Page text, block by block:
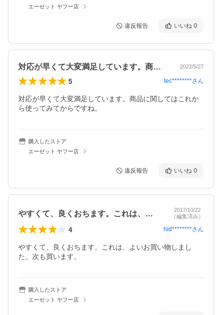
エーゼット ヤフー店
違反報告 いいね 0
対応が早くて大変満足しています。商品に… 2022/5/27
5 tec********さん
対応が早くて大変満足しています。商品に関してはこれか
ら使ってみてからですね。
購入したストア
エーゼット ヤフー店
違反報告 いいね 0
やすくて、良くおちます。これは、よいお…
2017/10/22
（編集済み）
4 hid********さん
やすくて、良くおちます。これは、よいお買い物しまし
た。次も買います。
購入したストア
エーゼット ヤフー店